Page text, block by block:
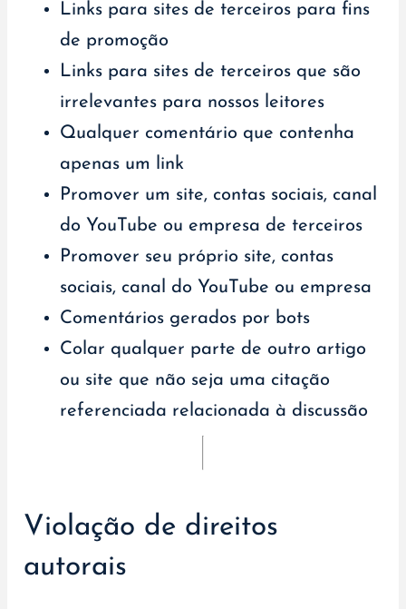
Links para sites de terceiros para fins
de promoção
Links para sites de terceiros que são
irrelevantes para nossos leitores
Qualquer comentário que contenha
apenas um link
Promover um site, contas sociais, canal
do YouTube ou empresa de terceiros
Promover seu próprio site, contas
sociais, canal do YouTube ou empresa
Comentários gerados por bots
Colar qualquer parte de outro artigo
ou site que não seja uma citação
referenciada relacionada à discussão
Violação de direitos
autorais